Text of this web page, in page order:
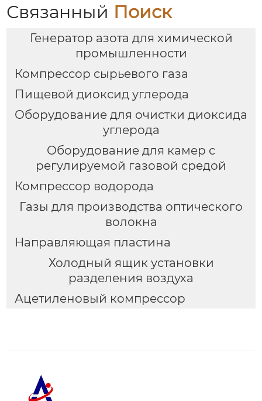
Связанный Поиск
Генератор азота для химической
промышленности
Компрессор сырьевого газа
Пищевой диоксид углерода
Оборудование для очистки диоксида
углерода
Оборудование для камер с
регулируемой газовой средой
Компрессор водорода
Газы для производства оптического
волокна
Направляющая пластина
Холодный ящик установки
разделения воздуха
Ацетиленовый компрессор